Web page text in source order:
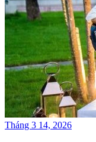
Tháng 3 14, 2026